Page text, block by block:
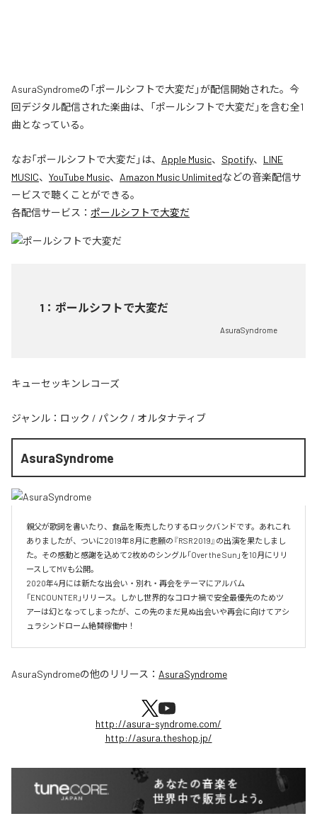
AsuraSyndromeの「ポールシフトで大変だ」が配信開始された。今
回デジタル配信された楽曲は、「ポールシフトで大変だ」を含む全1
曲となっている。
なお「ポールシフトで大変だ 」は、 Apple Music、 Spotify、 LINE
MUSIC、 YouTube Music、 Amazon Music Unlimitedなどの音楽配信サ
ービスで聴くことができる。
各配信サービス： ポールシフトで大変だ
1 ： ポールシフトで大変だ
AsuraSyndrome
キューセッキンレコーズ
ジャンル： ロック / パンク / オルタナティブ
AsuraSyndrome
親父が歌詞を書いたり、食品を販売したりするロックバンドです。あれこれ
ありましたが、ついに2019年8月に悲願の『RSR2019』の出演を果たしまし
た。その感動と感謝を込めて2枚めのシングル「Over the Sun」を10月にリリ
ースしてMVも公開。
2020年4月には新たな出会い・別れ・再会をテーマにアルバム
「ENCOUNTER」リリース。しかし世界的なコロナ禍で安全最優先のためツ
アーは幻となってしまったが、この先のまだ見ぬ出会いや再会に向けてアシ
ュラシンドローム絶賛稼働中！
AsuraSyndromeの他のリリース： AsuraSyndrome
http://asura-syndrome.com/
http://asura.theshop.jp/